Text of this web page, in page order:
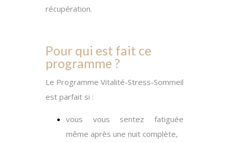
récupération.
Pour qui est fait ce
programme ?
Le Programme Vitalité-Stress-Sommeil
est parfait si :
vous vous sentez fatiguée
même après une nuit complète,